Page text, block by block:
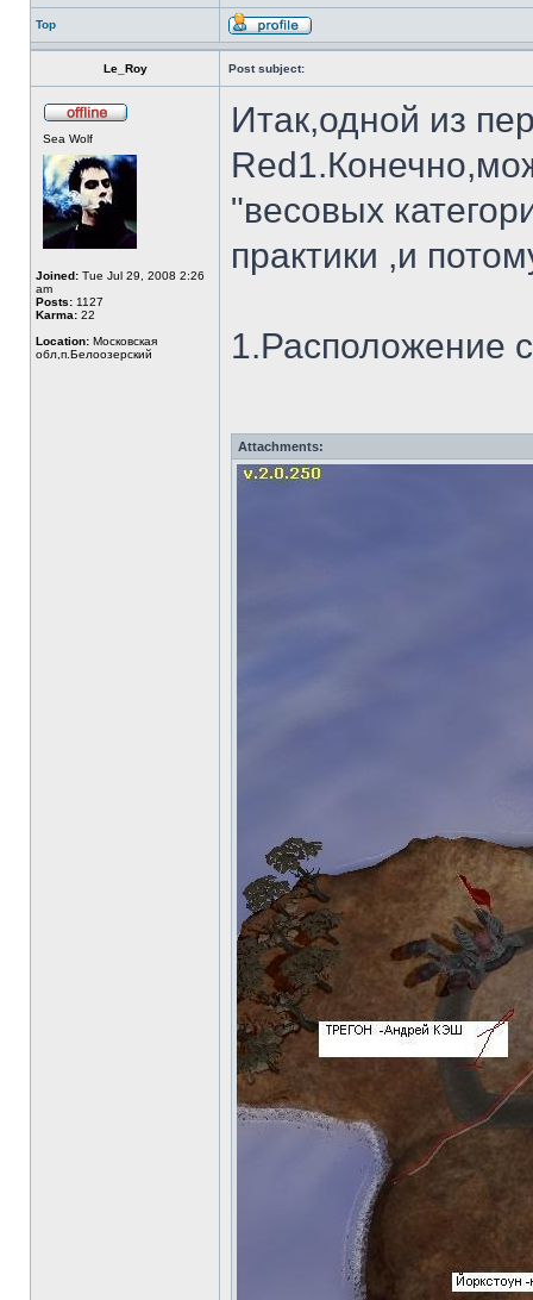
Top
Le_Roy Post subject:
Sea Wolf
Joined: Tue Jul 29, 2008 2:26
am
Posts: 1127
Karma: 22
Location: Московская
обл,п.Белоозерский
Итак,одной из
"весовых
практики ,и
1.Расположение
Attachments: